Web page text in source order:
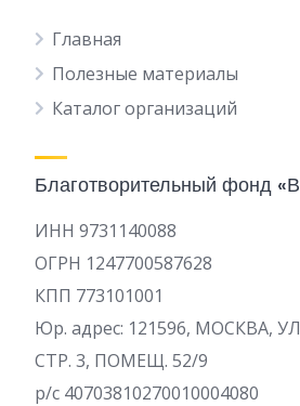
Главная
Полезные материалы
Каталог организаций
Благотворительный фонд
ИНН 9731140088
ОГРН 1247700587628
КПП 773101001
Юр. адрес: 121596, МОСКВА,
СТР. 3, ПОМЕЩ. 52/9
р/c 40703810270010004080